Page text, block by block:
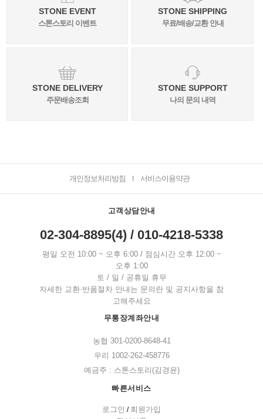
STONE EVENT
스톤스토리 이벤트
STONE SHIPPING
무료/배송/교환 안내
STONE DELIVERY
주문배송조회
STONE SUPPORT
나의 문의 내역
개인정보처리방침 서비스이용약관
고객상담안내
02-304-8895(4) / 010-4218-5338
평일 오전 10:00 ~ 오후 6:00 / 점심시간 오후 12:00 ~
오후 1:00
토 / 일 / 공휴일 휴무
자세한 교환·반품절차 안내는 문의란 및 공지사항을 참
고해주세요
무통장계좌안내
농협 301-0200-8648-41
우리 1002-262-458776
예금주 : 스톤스토리(김경윤)
빠른서비스
로그인 / 회원가입